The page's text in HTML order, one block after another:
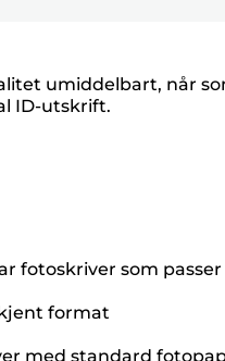
umiddelbart, når
ID-utskrift.
fotoskriver som
format
med standard